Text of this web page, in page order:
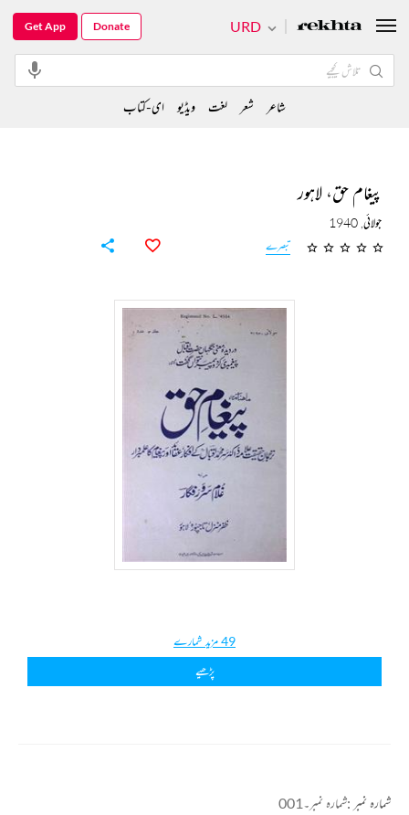
پیغام حق، لاہور
جولائی, 1940
تبصرے
49 مزید شمارے
پڑھیے
شمارہ نمبر :شمارہ نمبر۔001
URD
Get App Donate
شاعر شعر لغت ویڈیو ای-کتاب